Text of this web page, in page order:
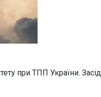
при ТПП України.